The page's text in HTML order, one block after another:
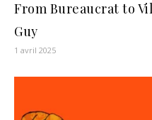
From Bureaucrat to
Guy
1 avril 2025